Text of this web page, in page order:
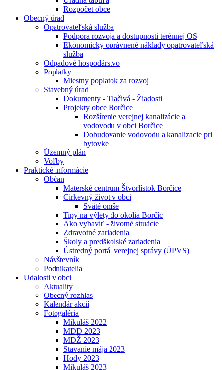
Rozpočet obce
Obecný úrad
Opatrovateľská služba
Podpora rozvoja a dostupnosti terénnej OS
Ekonomicky oprávnené náklady opatrovateľská
služba
Odpadové hospodárstvo
Poplatky
Miestny poplatok za rozvoj
Stavebný úrad
Dokumenty - Tlačivá - Žiadosti
Projekty obce Borčice
Rozšírenie verejnej kanalizácie a
vodovodu v obci Borčice
Dobudovanie vodovodu a kanalizacie pri
bytovke
Územný plán
Voľby
Praktické informácie
Občan
Materské centrum Štvorlístok Borčice
Cirkevný život v obci
Sväté omše
Tipy na výlety do okolia Borčíc
Ako vybaviť - životné situácie
Zdravotné zariadenia
Školy a predškolské zariadenia
Ústredný portál verejnej správy (ÚPVS)
Návštevník
Podnikatelia
Udalosti v obci
Aktuality
Obecný rozhlas
Kalendár akcií
Fotogaléria
Mikuláš 2022
MDD 2023
MDŽ 2023
Stavanie mája 2023
Hody 2023
Mikuláš 2023